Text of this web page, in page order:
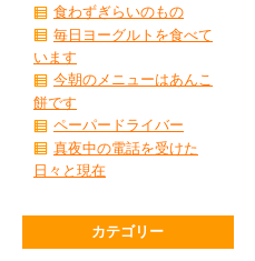
食わずぎらいのもの
毎日ヨーグルトを食べて
います
今朝のメニューはあんこ
餅です
ペーパードライバー
真夜中の電話を受けた
日々と現在
カテゴリー